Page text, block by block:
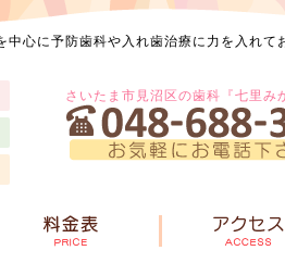
心に予防歯科や入れ歯治療に力を入れて
さいたま市見沼区の歯科『七里み
・院内風景